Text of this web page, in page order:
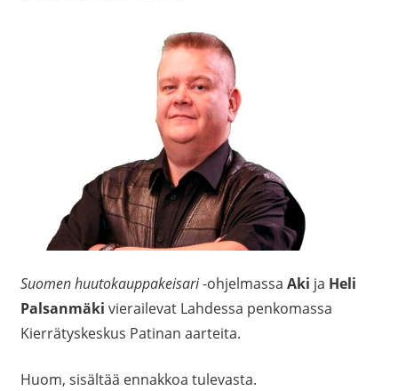
Suomen huutokauppakeisari-ohjelmassa Aki ja Heli
Palsanmäki vierailevat Lahdessa penkomassa
Kierrätyskeskus Patinan aarteita.
Huom, sisältää ennakkoa tulevasta.